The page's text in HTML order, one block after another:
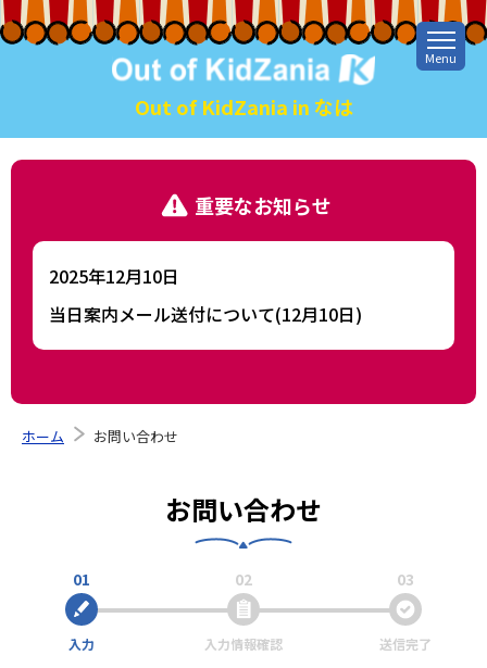
Menu
Out of KidZania in なは
重要なお知らせ
2025年12月10日
当日案内メール送付について(12月10日)
ホーム お問い合わせ
お問い合わせ
01
入力
02
入力情報確認
03
送信完了